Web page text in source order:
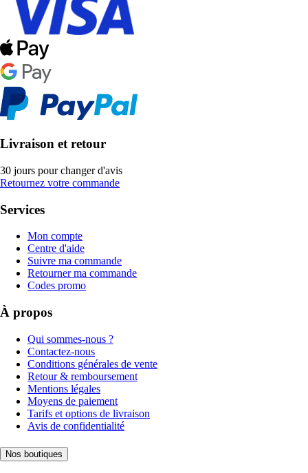
Livraison et retour
30 jours pour changer d'avis
Retournez votre commande
Services
Mon compte
Centre d'aide
Suivre ma commande
Retourner ma commande
Codes promo
À propos
Qui sommes-nous ?
Contactez-nous
Conditions générales de vente
Retour & remboursement
Mentions légales
Moyens de paiement
Tarifs et options de livraison
Avis de confidentialité
Nos boutiques